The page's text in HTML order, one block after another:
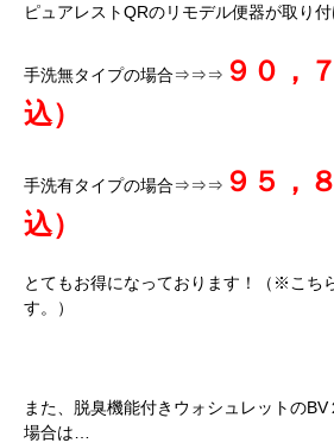
ピュアレストQRのリモデル便器が取り
手洗無タイプの場合⇒⇒⇒ ９０，
込）
手洗有タイプの場合⇒⇒⇒ ９５，
込）
とてもお得になっております！（※こち
す。）
また、脱臭機能付きウォシュレットの
場合は…